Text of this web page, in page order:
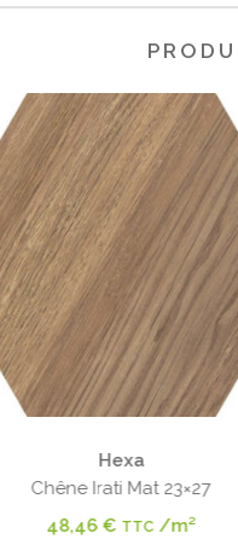
Hexa
Chêne Irati Mat 23×27
48,46 € TTC /m²